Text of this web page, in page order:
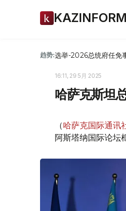
KAZINFORM
趋势:选举-2026总统府任免
16:11, 29 5月 2025
哈萨克斯坦
（哈萨克国际通讯
阿斯塔纳国际论坛